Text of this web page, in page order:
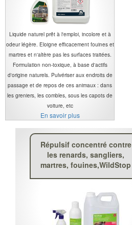
Liquide naturel prêt à l'emploi, incolore et à
odeur légère. Eloigne efficacement fouines et
martres et n'altère pas les surfaces traitées.
Formulation non-toxique, à base d'actifs
d'origine naturels. Pulvériser aux endroits de
passage et de repos de ces animaux : dans
les greniers, les combles, sous les capots de
voiture, etc
En savoir plus
Répulsif concentré contre
les renards, sangliers,
martres, fouines,WildStop